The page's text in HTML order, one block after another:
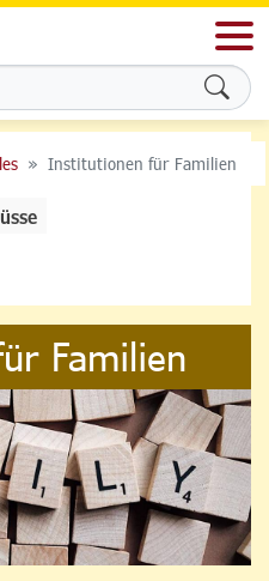
Institutionen für Familien
Familien